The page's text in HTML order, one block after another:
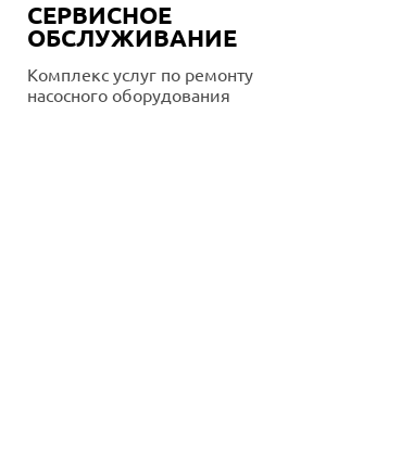
СЕРВИСНОЕ
ОБСЛУЖИВАНИЕ
Комплекс услуг по ремонту
насосного оборудования